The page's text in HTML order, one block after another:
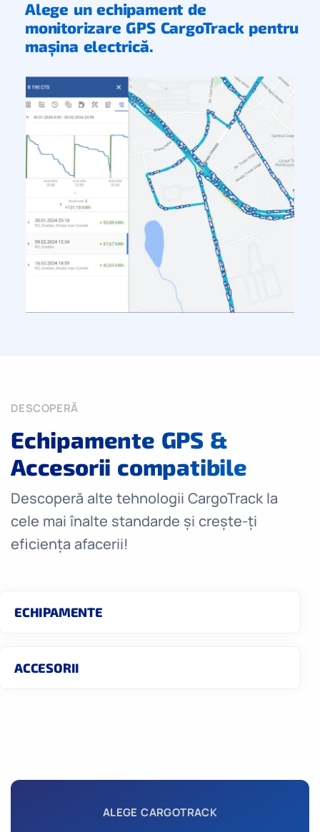
Alege un echipament de
monitorizare GPS CargoTrack pentru
mașina electrică.
DESCOPERĂ
Echipamente GPS &
Accesorii compatibile
Descoperă alte tehnologii CargoTrack la
cele mai înalte standarde și crește-ți
eficiența afacerii!
ECHIPAMENTE
ACCESORII
ALEGE CARGOTRACK